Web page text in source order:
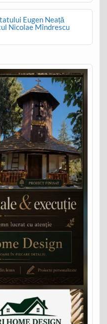
Eugen Neață
Nicolae Mîndrescu